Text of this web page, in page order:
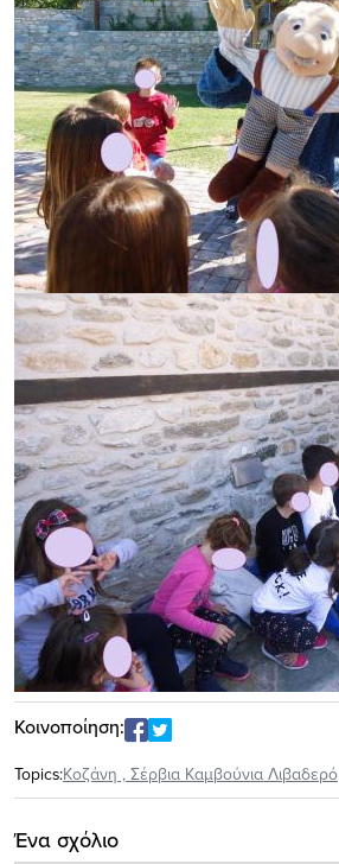
Κοινοποίηση:
Topics:Κοζάνη , Σέρβια Καμβούνια Λιβαδερό
Ένα σχόλιο